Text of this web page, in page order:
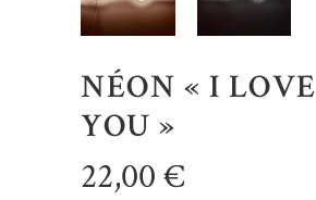
NÉON « I LOVE
YOU »
22,00€